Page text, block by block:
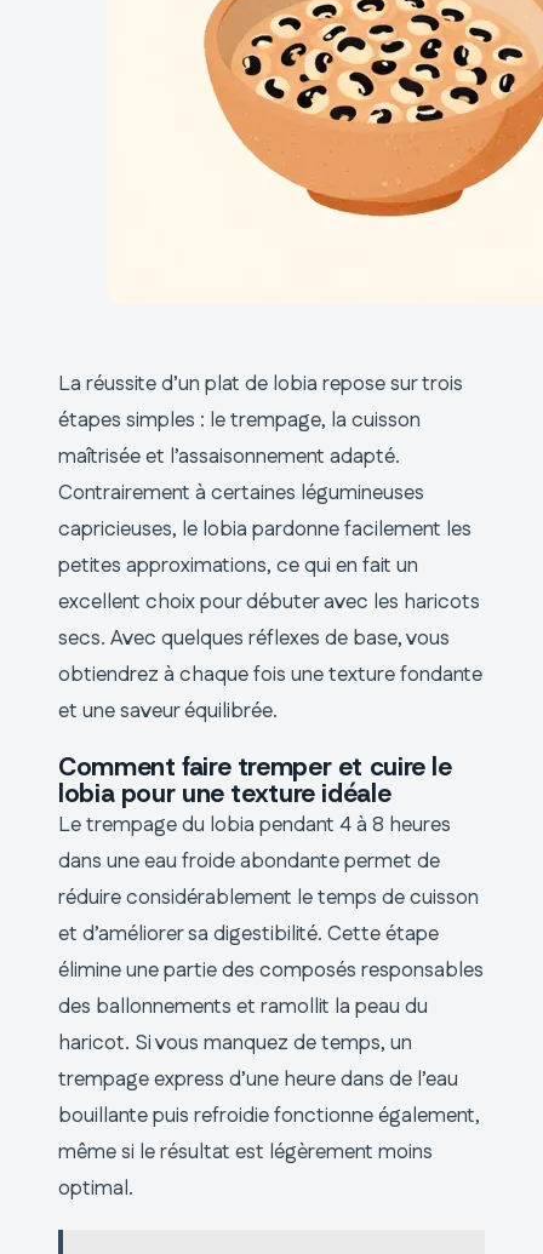
La réussite d’un plat de lobia repose sur trois
étapes simples : le trempage, la cuisson
maîtrisée et l’assaisonnement adapté.
Contrairement à certaines légumineuses
capricieuses, le lobia pardonne facilement les
petites approximations, ce qui en fait un
excellent choix pour débuter avec les haricots
secs. Avec quelques réflexes de base, vous
obtiendrez à chaque fois une texture fondante
et une saveur équilibrée.
Comment faire tremper et cuire le
lobia pour une texture idéale
Le trempage du lobia pendant 4 à 8 heures
dans une eau froide abondante permet de
réduire considérablement le temps de cuisson
et d’améliorer sa digestibilité. Cette étape
élimine une partie des composés responsables
des ballonnements et ramollit la peau du
haricot. Si vous manquez de temps, un
trempage express d’une heure dans de l’eau
bouillante puis refroidie fonctionne également,
même si le résultat est légèrement moins
optimal.